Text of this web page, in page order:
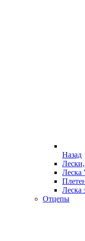
Назад
Леска
Леска
Отцепы